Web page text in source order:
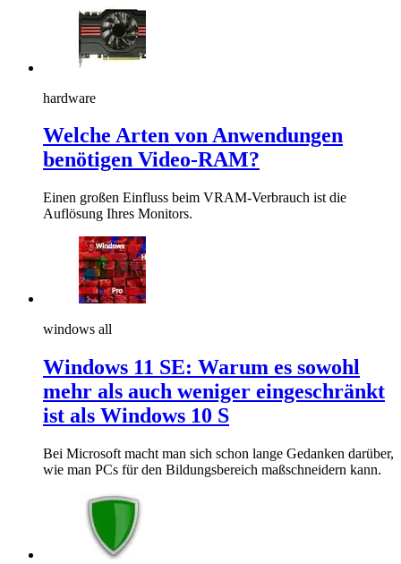
hardware
Welche Arten von Anwendungen
benötigen Video-RAM?
Einen großen Einfluss beim VRAM-Verbrauch ist die
Auflösung Ihres Monitors.
windows all
Windows 11 SE: Warum es sowohl
mehr als auch weniger eingeschränkt
ist als Windows 10 S
Bei Microsoft macht man sich schon lange Gedanken darüber,
wie man PCs für den Bildungsbereich maßschneidern kann.